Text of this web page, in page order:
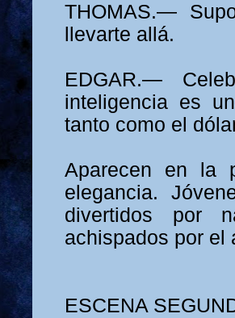
THOMAS.—
llevarte allá.
EDGAR.—
inteligencia es
tanto como el
Aparecen en la
elegancia.
divertidos por
achispados por el
ESCENA